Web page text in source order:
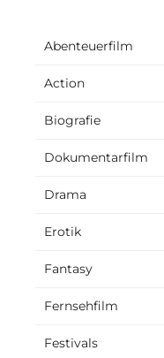
Abenteuerfilm
Action
Biografie
Dokumentarfilm
Drama
Erotik
Fantasy
Fernsehfilm
Festivals